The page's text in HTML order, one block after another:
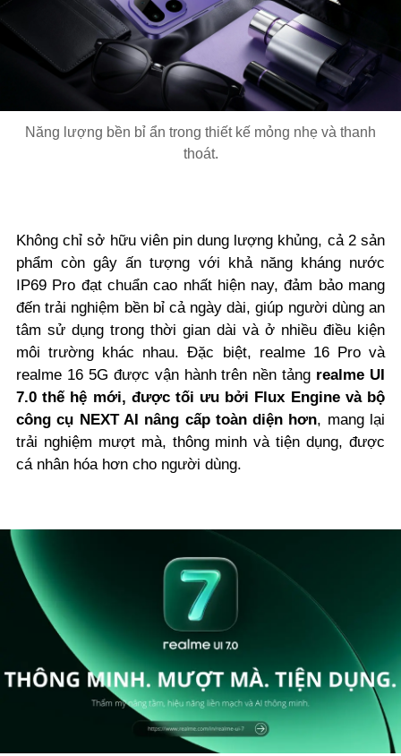
Năng lượng bền bỉ ẩn trong thiết kế mỏng nhẹ và thanh
thoát.
Không chỉ sở hữu viên pin dung lượng khủng, cả 2 sản
phẩm còn gây ấn tượng với khả năng kháng nước
IP69 Pro đạt chuẩn cao nhất hiện nay, đảm bảo mang
đến trải nghiệm bền bỉ cả ngày dài, giúp người dùng an
tâm sử dụng trong thời gian dài và ở nhiều điều kiện
môi trường khác nhau. Đặc biệt, realme 16 Pro và
realme 16 5G được vận hành trên nền tảng realme UI
7.0 thế hệ mới, được tối ưu bởi Flux Engine và bộ
công cụ NEXT AI nâng cấp toàn diện hơn, mang lại
trải nghiệm mượt mà, thông minh và tiện dụng, được
cá nhân hóa hơn cho người dùng.